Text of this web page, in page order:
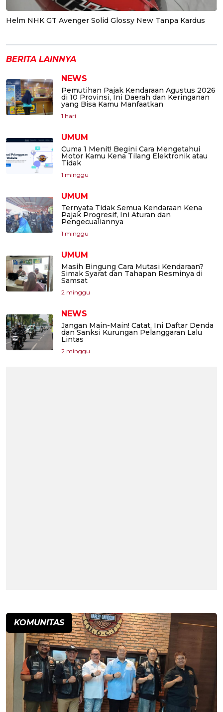
Helm NHK GT Avenger Solid Glossy New Tanpa Kardus
BERITA LAINNYA
NEWS
Pemutihan Pajak Kendaraan Agustus 2026
di 10 Provinsi, Ini Daerah dan Keringanan
yang Bisa Kamu Manfaatkan
1 hari
UMUM
Cuma 1 Menit! Begini Cara Mengetahui
Motor Kamu Kena Tilang Elektronik atau
Tidak
1 minggu
UMUM
Ternyata Tidak Semua Kendaraan Kena
Pajak Progresif, Ini Aturan dan
Pengecualiannya
1 minggu
UMUM
Masih Bingung Cara Mutasi Kendaraan?
Simak Syarat dan Tahapan Resminya di
Samsat
2 minggu
NEWS
Jangan Main-Main! Catat, Ini Daftar Denda
dan Sanksi Kurungan Pelanggaran Lalu
Lintas
2 minggu
KOMUNITAS